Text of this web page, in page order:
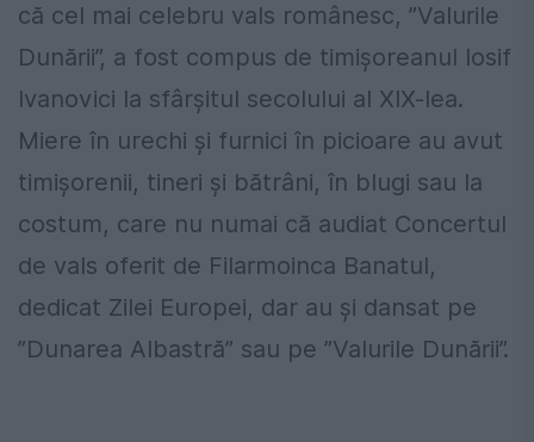
că cel mai celebru vals românesc, ”Valurile
Dunării”, a fost compus de timișoreanul Iosif
Ivanovici la sfârșitul secolului al XIX-lea.
Miere în urechi şi furnici în picioare au avut
timişorenii, tineri şi bătrâni, în blugi sau la
costum, care nu numai că audiat Concertul
de vals oferit de Filarmoinca Banatul,
dedicat Zilei Europei, dar au şi dansat pe
”Dunarea Albastră” sau pe ”Valurile Dunării”.